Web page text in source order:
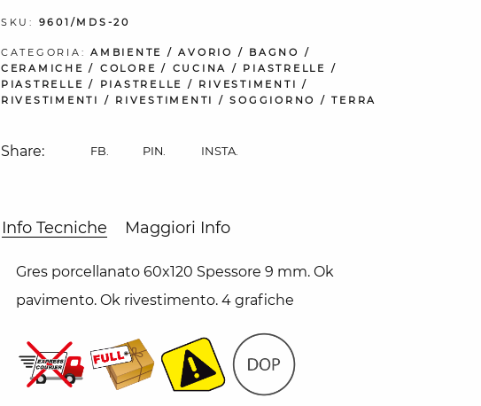
SKU: 9601/MDS-20
CATEGORIA:AMBIENTE /AVORIO / BAGNO
/
CERAMICHE / COLORE / CUCINA / PIASTRELLE
/
PIASTRELLE / PIASTRELLE / RIVESTIMENTI /
RIVESTIMENTI
/ RIVESTIMENTI /SOGGIORNO /TERRA
Share: FB. PIN. INSTA.
Info Tecniche Maggiori Info
Gres porcellanato 60x120 Spessore 9 mm. Ok
pavimento. Ok rivestimento. 4 grafiche